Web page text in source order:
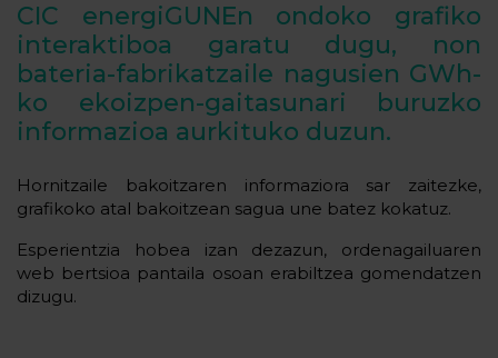
CIC energiGUNEn ondoko grafiko
interaktiboa garatu dugu, non
bateria-fabrikatzaile nagusien GWh-
ko ekoizpen-gaitasunari buruzko
informazioa aurkituko duzun.
Hornitzaile bakoitzaren informaziora sar zaitezke,
grafikoko atal bakoitzean sagua une batez kokatuz.
Esperientzia hobea izan dezazun, ordenagailuaren
web bertsioa pantaila osoan erabiltzea gomendatzen
dizugu.